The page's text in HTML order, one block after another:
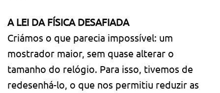
A LEI DA FÍSICA DESAFIADA
Criámos o que parecia impossível: um
mostrador maior, sem quase alterar o
tamanho do relógio. Para isso, tivemos de
redesenhá-lo, o que nos permitiu reduzir as